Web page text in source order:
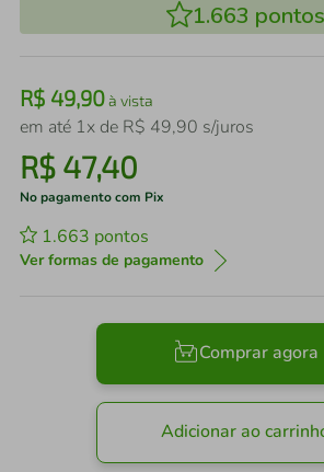
1.663 pontos
R$ 49,90à vista
em até 1x de R$ 49,90 s/juros
R$ 47,40
No pagamento com Pix
1.663 pontos
Ver formas de pagamento
Comprar agora
Adicionar ao